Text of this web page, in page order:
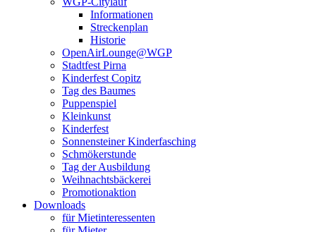
Informationen
Streckenplan
Historie
OpenAirLounge@WGP
Stadtfest Pirna
Kinderfest Copitz
Tag des Baumes
Puppenspiel
Kleinkunst
Kinderfest
Sonnensteiner Kinderfasching
Schmökerstunde
Tag der Ausbildung
Weihnachtsbäckerei
Promotionaktion
Downloads
für Mietinteressenten